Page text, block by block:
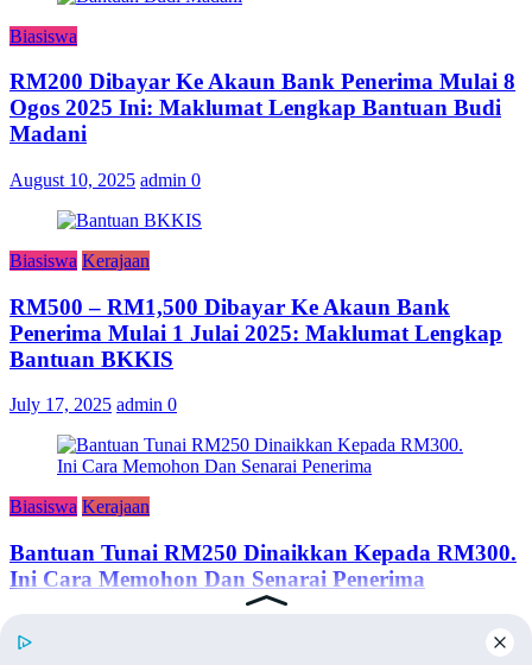
Biasiswa
RM200 Dibayar Ke Akaun Bank Penerima Mulai 8
Ogos 2025 Ini: Maklumat Lengkap Bantuan Budi
Madani
August 10, 2025 admin 0
Biasiswa Kerajaan
RM500 – RM1,500 Dibayar Ke Akaun Bank
Penerima Mulai 1 Julai 2025: Maklumat Lengkap
Bantuan BKKIS
July 17, 2025 admin 0
Biasiswa Kerajaan
Bantuan Tunai RM250 Dinaikkan Kepada RM300.
Ini Cara Memohon Dan Senarai Penerima